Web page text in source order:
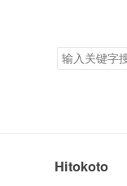
搜
索
Hitokoto